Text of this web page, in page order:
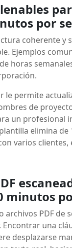
por
coherente y
Ejemplos
horas
le permite
de
un profesional
elimina de
varios clientes,
minutos
PDF de
una
desplazarse